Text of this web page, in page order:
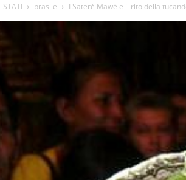
STATI brasile I Sateré Mawé e il rito della